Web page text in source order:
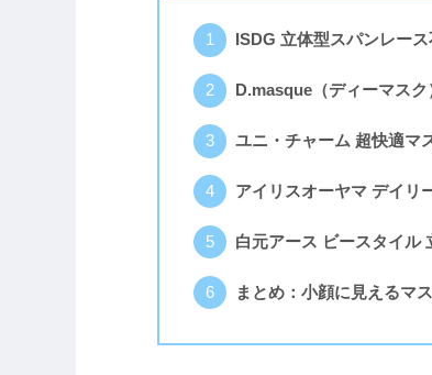
ISDG 立体型スパンレー
D.masque（ディーマスク
ユニ・チャーム 超快適マ
アイリスオーヤマ デイリ
白元アース ビースタイル
まとめ：小顔に見えるマ